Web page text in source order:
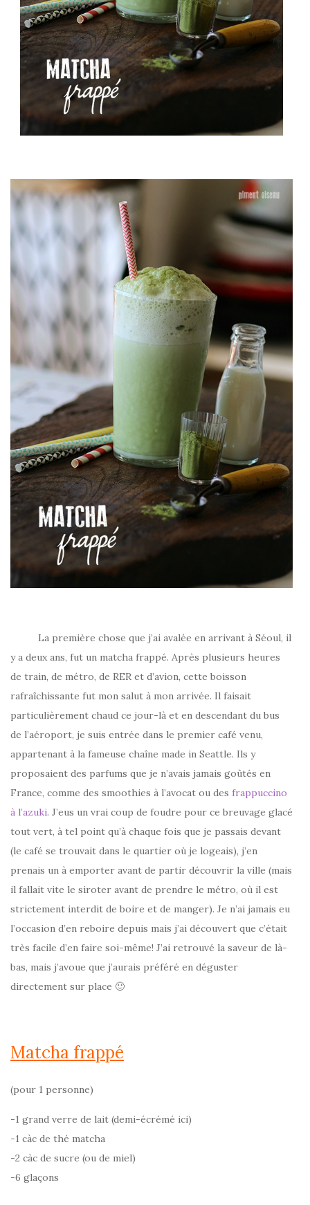
La première chose que j’ai avalée en arrivant à Séoul, il
y a deux ans, fut un matcha frappé. Après plusieurs heures
de train, de métro, de RER et d’avion, cette boisson
rafraîchissante fut mon salut à mon arrivée. Il faisait
particulièrement chaud ce jour-là et en descendant du bus
de l’aéroport, je suis entrée dans le premier café venu,
appartenant à la fameuse chaîne made in Seattle. Ils y
proposaient des parfums que je n’avais jamais goûtés en
France, comme des smoothies à l’avocat ou des frappuccino
à l’azuki. J’eus un vrai coup de foudre pour ce breuvage glacé
tout vert, à tel point qu’à chaque fois que je passais devant
(le café se trouvait dans le quartier où je logeais), j’en
prenais un à emporter avant de partir découvrir la ville (mais
il fallait vite le siroter avant de prendre le métro, où il est
strictement interdit de boire et de manger). Je n’ai jamais eu
l’occasion d’en reboire depuis mais j’ai découvert que c’était
très facile d’en faire soi-même! J’ai retrouvé la saveur de là-
bas, mais j’avoue que j’aurais préféré en déguster
directement sur place 🙂
Matcha frappé
(pour 1 personne)
-1 grand verre de lait (demi-écrémé ici)
-1 càc de thé matcha
-2 càc de sucre (ou de miel)
-6 glaçons